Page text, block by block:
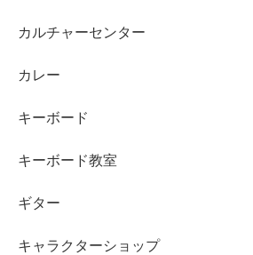
カルチャーセンター
カレー
キーボード
キーボード教室
ギター
キャラクターショップ